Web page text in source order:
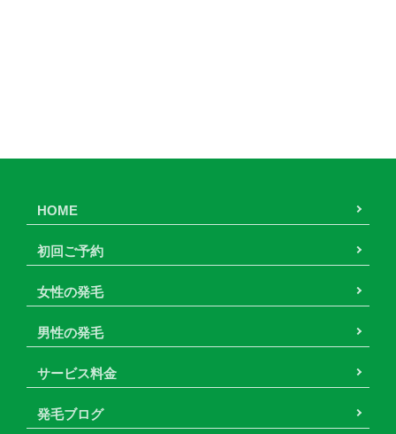
HOME
初回ご予約
女性の発毛
男性の発毛
サービス料金
発毛ブログ